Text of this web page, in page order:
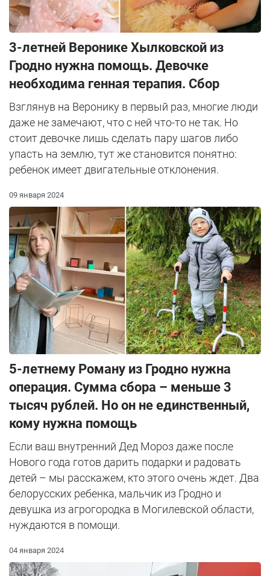
3-летней Веронике Хылковской из
Гродно нужна помощь. Девочке
необходима генная терапия. Сбор
Взглянув на Веронику в первый раз, многие люди
даже не замечают, что с ней что-то не так. Но
стоит девочке лишь сделать пару шагов либо
упасть на землю, тут же становится понятно:
ребенок имеет двигательные отклонения.
09 января 2024
5-летнему Роману из Гродно нужна
операция. Сумма сбора – меньше 3
тысяч рублей. Но он не единственный,
кому нужна помощь
Если ваш внутренний Дед Мороз даже после
Нового года готов дарить подарки и радовать
детей – мы расскажем, кто этого очень ждет. Два
белорусских ребенка, мальчик из Гродно и
девушка из агрогородка в Могилевской области,
нуждаются в помощи.
04 января 2024